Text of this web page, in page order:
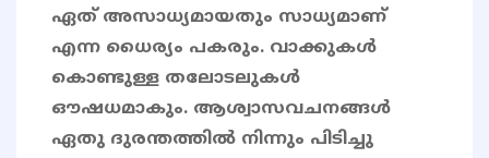
ഏത് അസാധ്യമായതും സാധ്യമാണ്
എന്ന ധൈര്യം പകരും. വാക്കുകൾ
കൊണ്ടുള്ള തലോടലുകൾ
ഔഷധമാകും. ആശ്വാസവചനങ്ങൾ
ഏതു ദുരന്തത്തിൽ നിന്നും പിടിച്ചു